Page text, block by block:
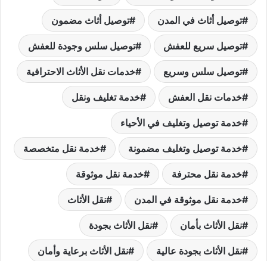
توصيل أثاث في المدن توصيل أثاث مضمون
توصيل سريع للعفش توصيل سلس وجودة للعفش
توصيل سلس وسريع خدمات نقل الأثاث الاحترافية
خدمات نقل العفش خدمة تغليف ونقل
خدمة توصيل وتغليف في الأحياء
خدمة توصيل وتغليف مضمونة خدمة نقل متخصصة
خدمة نقل محترفة خدمة نقل موثوقة
خدمة نقل موثوقة في المدن نقل الأثاث
نقل الأثاث بأمان نقل الأثاث بجودة
نقل الأثاث بجودة عالية نقل الأثاث برعاية وأمان